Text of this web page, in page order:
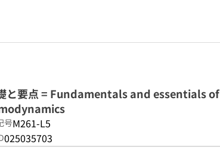
と要点 = Fundamentals and essentials of
号M261-L5
025035703